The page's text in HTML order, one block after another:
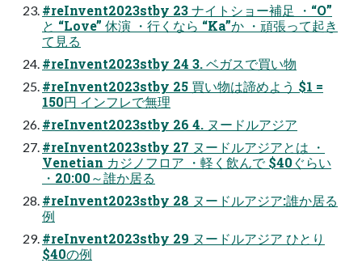
#reInvent2023stby 23 ナイトショー補足 ・“O”
と “Love” 休演 ・行くなら “Ka”か ・頑張って起き
て見る
#reInvent2023stby 24 3. ベガスで買い物
#reInvent2023stby 25 買い物は諦めよう $1 =
150円 インフレで無理
#reInvent2023stby 26 4. ヌードルアジア
#reInvent2023stby 27 ヌードルアジアとは ・
Venetian カジノフロア ・軽く飲んで $40ぐらい
・20:00～誰か居る
#reInvent2023stby 28 ヌードルアジア:誰か居る
例
#reInvent2023stby 29 ヌードルアジア ひとり
$40の例